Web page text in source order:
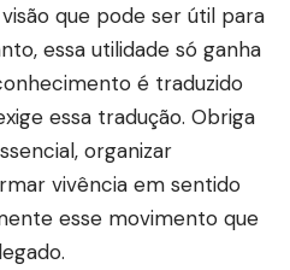
que pode ser útil para
essa utilidade só ganha
é traduzido
essa tradução. Obriga
organizar
vivência em sentido
esse movimento que